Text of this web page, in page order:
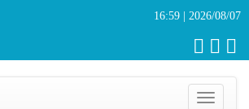
2026/08/07 | 16:59
Toggle